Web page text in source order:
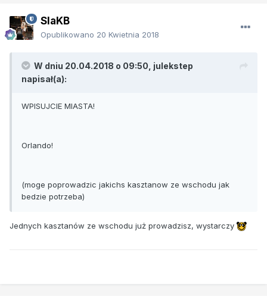
SlaKB
Opublikowano 20 Kwietnia 2018
W dniu 20.04.2018 o 09:50, julekstep
napisał(a):
WPISUJCIE MIASTA!
Orlando!
(moge poprowadzic jakichs kasztanow ze wschodu jak
bedzie potrzeba)
Jednych kasztanów ze wschodu już prowadzisz, wystarczy